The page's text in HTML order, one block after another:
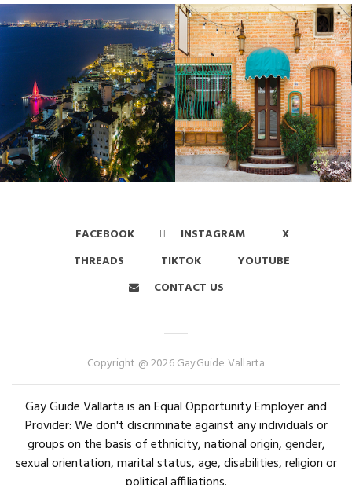
FACEBOOK INSTAGRAM
X
THREADS
TIKTOK
YOUTUBE
CONTACT US
Copyright @ 2026 GayGuide Vallarta
Gay Guide Vallarta is an Equal Opportunity Employer and
Provider: We don't discriminate against any individuals or
groups on the basis of ethnicity, national origin, gender,
sexual orientation, marital status, age, disabilities, religion or